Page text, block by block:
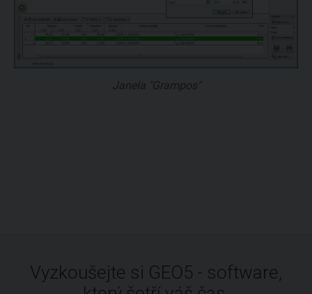
Janela "Grampos"
Vyzkoušejte si GEO5 - software,